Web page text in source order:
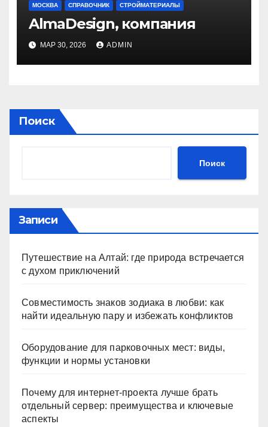
МОСКВА СПРАВОЧНИК СТРОЙМАТЕРИАЛЫ
AlmaDesign, компания
МАР 30, 2026 ADMIN
Поиск
Поиск
Записи
Путешествие на Алтай: где природа встречается
с духом приключений
Совместимость знаков зодиака в любви: как
найти идеальную пару и избежать конфликтов
Оборудование для парковочных мест: виды,
функции и нормы установки
Почему для интернет-проекта лучше брать
отдельный сервер: преимущества и ключевые
аспекты